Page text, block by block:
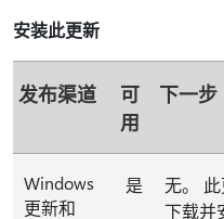
安装此更新
发布渠道
可
用
下一步
Windows
更新和
是
无。
下载并